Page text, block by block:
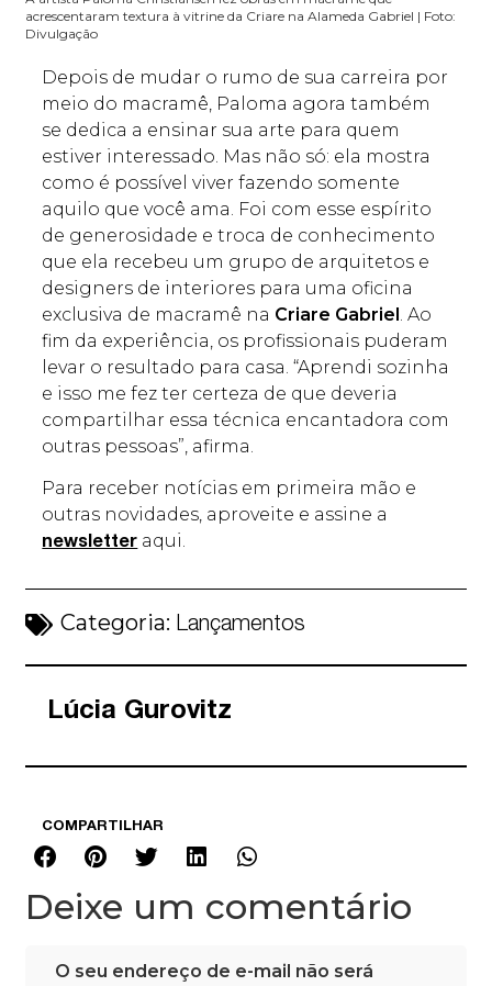
acrescentaram textura à vitrine da Criare na Alameda Gabriel | Foto:
Divulgação
Depois de mudar o rumo de sua carreira por
meio do macramê, Paloma agora também
se dedica a ensinar sua arte para quem
estiver interessado. Mas não só: ela mostra
como é possível viver fazendo somente
aquilo que você ama. Foi com esse espírito
de generosidade e troca de conhecimento
que ela recebeu um grupo de arquitetos e
designers de interiores para uma oficina
exclusiva de macramê na Criare Gabriel . Ao
fim da experiência, os profissionais puderam
levar o resultado para casa. “Aprendi sozinha
e isso me fez ter certeza de que deveria
compartilhar essa técnica encantadora com
outras pessoas”, afirma.
Para receber notícias em primeira mão e
outras novidades, aproveite e assine a
newsletter aqui.
Categoria: Lançamentos
Lúcia Gurovitz
COMPARTILHAR
Deixe um comentário
O seu endereço de e-mail não será